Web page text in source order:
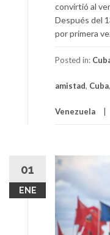
convirtió al
Después del
por primera
Posted in:
amistad, Cuba,
Venezuela
01
ENE